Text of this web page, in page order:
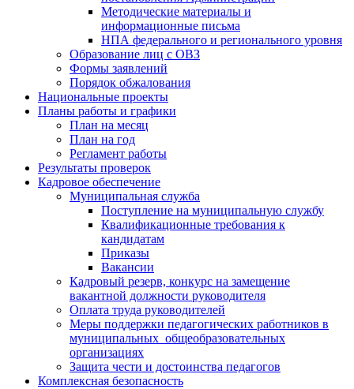
Методические материалы и
информационные письма
НПА федерального и регионального уровня
Образование лиц с ОВЗ
Формы заявлений
Порядок обжалования
Национальные проекты
Планы работы и графики
План на месяц
План на год
Регламент работы
Результаты проверок
Кадровое обеспечение
Муниципальная служба
Поступление на муниципальную службу
Квалификационные требования к
кандидатам
Приказы
Вакансии
Кадровый резерв, конкурс на замещение
вакантной должности руководителя
Оплата труда руководителей
Меры поддержки педагогических работников в
муниципальных общеобразовательных
организациях
Защита чести и достоинства педагогов
Комплексная безопасность